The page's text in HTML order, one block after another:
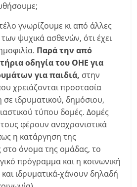
γνωρίζουμε κι από άλλες
ψυχικά ασθενών, ότι έχει
Παρά την από
οδηγία του ΟΗΕ για
για παιδιά, στην
χρειάζονται προστασία
ιδρυματικού, δημόσιου,
τύπου δομές. Δομές
φέρουν αναχρονιστικά
η κατάργηση της
στο όνομα της ομάδας, το
πρόγραμμα και η κοινωνική
ιδρυματικά-χάνουν δηλαδή